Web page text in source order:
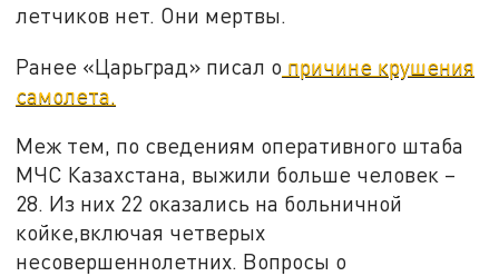
летчиков нет. Они мертвы.
Ранее «Царьград» писал о причине крушения
самолета.
Меж тем, по сведениям оперативного штаба
МЧС Казахстана, выжили больше человек –
28. Из них 22 оказались на больничной
койке,включая четверых
несовершеннолетних. Вопросы о